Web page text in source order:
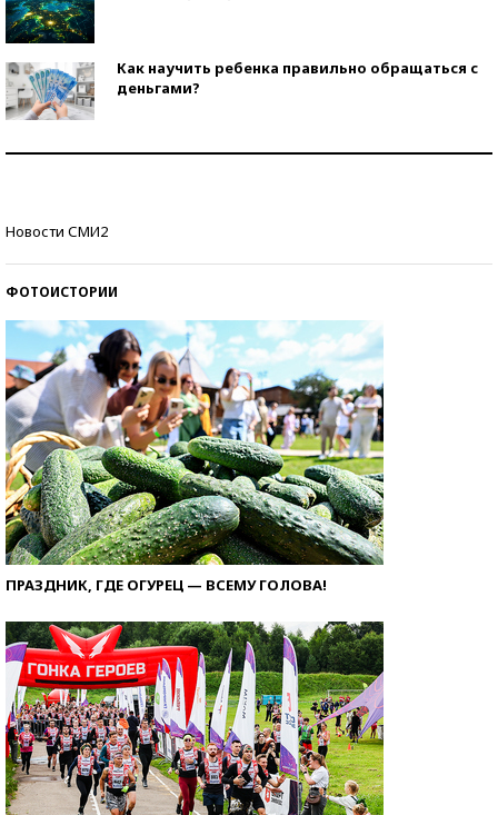
Как научить ребенка правильно обращаться с
деньгами?
Новости СМИ2
ФОТОИСТОРИИ
ПРАЗДНИК, ГДЕ ОГУРЕЦ — ВСЕМУ ГОЛОВА!